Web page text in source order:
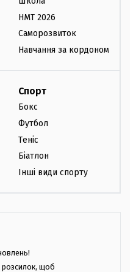
НМТ 2026
Саморозвиток
Навчання за кордоном
Спорт
Бокс
Футбол
Теніс
Біатлон
Інші види спорту
розсилок, щоб